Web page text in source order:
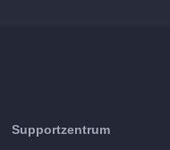
Supportzentrum